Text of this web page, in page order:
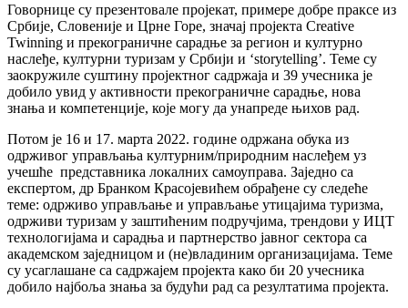
Говорнице су презентовале пројекат, примере добре праксе из
Србије, Словеније и Црне Горе, значај пројекта Creative
Twinning и прекограничне сарадње за регион и културно
наслеђе, културни туризам у Србији и ‘storytelling’. Теме су
заокружиле суштину пројектног садржаја и 39 учесника је
добило увид у активности прекограничне сарадње, нова
знања и компетенције, које могу да унапреде њихов рад.
Потом је 16 и 17. марта 2022. године одржана обука из
одрживог управљања културним/природним наслеђем уз
учешће представника локалних самоуправа. Заједно са
експертом, др Бранком Красојевићем обрађене су следеће
теме: одрживо управљање и управљање утицајима туризма,
одрживи туризам у заштићеним подручјима, трендови у ИЦТ
технологијама и сарадња и партнерство јавног сектора са
академском заједницом и (не)владиним организацијама. Теме
су усаглашане са садржајем пројекта како би 20 учесника
добило најбоља знања за будући рад са резултатима пројекта.